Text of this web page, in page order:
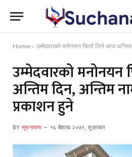
Home » उम्मेदवारको मनोनयन फिर्ता लिने आज अन्तिम
उम्मेदवारको मनोनयन
अन्तिम दिन, अन्तिम
प्रकाशन हुने
BY सूचनापाना १६ बैशाख २०७९, शुक्रबार